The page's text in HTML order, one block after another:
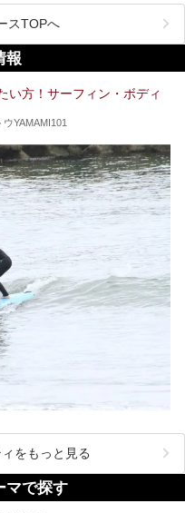
きます！
湯や日帰り温泉が多く、「どこに
まう方も多いと思います。
キャナル・リゾート」に出かけ
か？
スTOPへ
報
い方！サーフィン・ボディ
YAMAMI101
をもっと見る
マで探す